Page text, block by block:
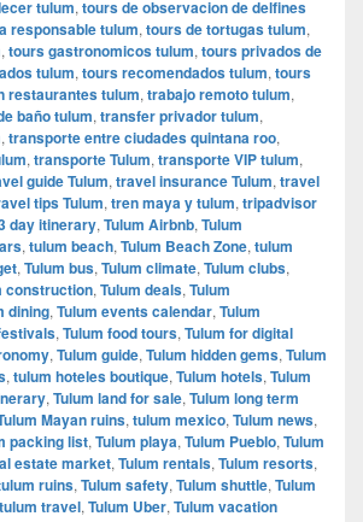
tulum, tours de observacion de delfines
responsable tulum, tours de tortugas tulum,
, tours gastronomicos tulum, tours privados de
tulum, tours recomendados tulum, tours
restaurantes tulum, trabajo remoto tulum,
baño tulum, transfer privador tulum,
, transporte entre ciudades quintana roo,
, transporte Tulum, transporte VIP tulum,
guide Tulum, travel insurance Tulum, travel
tips Tulum, tren maya y tulum, tripadvisor
day itinerary, Tulum Airbnb, Tulum
, tulum beach, Tulum Beach Zone, tulum
, Tulum bus, Tulum climate, Tulum clubs,
construction, Tulum deals, Tulum
dining, Tulum events calendar, Tulum
, Tulum food tours, Tulum for digital
, Tulum guide, Tulum hidden gems, Tulum
, tulum hoteles boutique, Tulum hotels, Tulum
, Tulum land for sale, Tulum long term
Mayan ruins, tulum mexico, Tulum news,
packing list, Tulum playa, Tulum Pueblo, Tulum
estate market, Tulum rentals, Tulum resorts,
ruins, Tulum safety, Tulum shuttle, Tulum
tulum travel, Tulum Uber, Tulum vacation